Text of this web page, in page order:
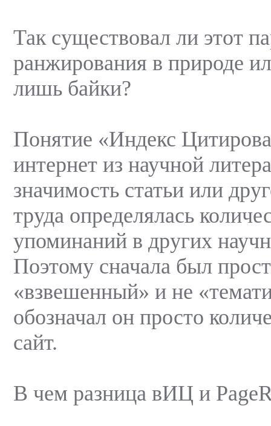
Так существовал ли этот
ранжирования в природе
лишь байки?
Понятие «Индекс
интернет из научной
значимость статьи или
труда определялась
упоминаний в других
Поэтому сначала был
«взвешенный» и не
обозначал он просто
сайт.
В чем разница вИЦ и